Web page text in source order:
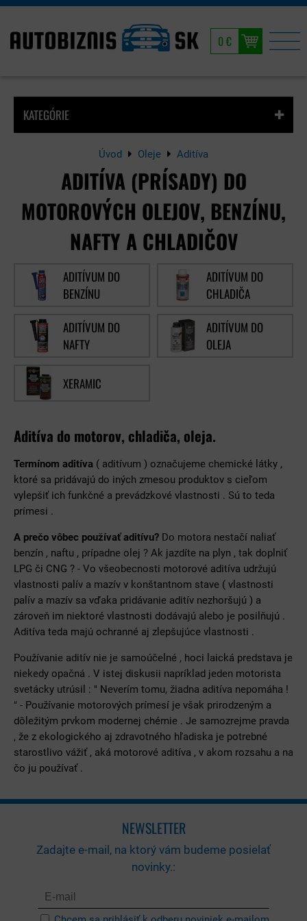
0 €
Úvod Oleje Aditíva
ADITÍVA (PRÍSADY) DO
MOTOROVÝCH OLEJOV, BENZÍNU,
NAFTY A CHLADIČOV
KATEGÓRIE
ADITÍVUM DO
BENZÍNU
ADITÍVUM DO
CHLADIČA
ADITÍVUM DO
NAFTY
ADITÍVUM DO
OLEJA
XERAMIC
Aditíva do motorov, chladiča, oleja.
Termínom aditíva ( aditívum ) označujeme chemické látky ,
ktoré sa pridávajú do iných zmesou produktov s cieľom
vylepšiť ich funkčné a prevádzkové vlastnosti . Sú to teda
prímesi .
A prečo vôbec používať aditívu? Do motora nestačí naliať
benzín , naftu , prípadne olej ? Ak jazdíte na plyn , tak doplniť
LPG či CNG ? - Vo všeobecnosti motorové aditíva udržujú
vlastnosti palív a mazív v konštantnom stave ( vlastnosti
palív a mazív sa vďaka pridávanie aditív nezhoršujú ) a
zároveň im niektoré vlastnosti dodávajú alebo je posilňujú .
Aditíva teda majú ochranné aj zlepšujúce vlastnosti .
Používanie aditív nie je samoúčelné , hoci laická predstava je
niekedy opačná . V istej diskusii napríklad jeden motorista
svetácky utrúsil : " Neverím tomu, žiadna aditíva nepomáha !
" - Používanie motorových prímesí je však prirodzeným a
dôležitým prvkom modernej chémie . Je samozrejme pravda
, že z ekologického aj zdravotného hľadiska je potrebné
starostlivo vážiť , aká motorové aditíva , v akom rozsahu a na
čo ju používať .
NEWSLETTER
Zadajte e-mail, na ktorý vám budeme posielať
novinky.: